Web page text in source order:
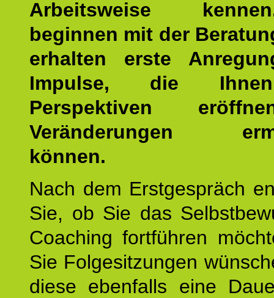
Arbeitsweise
beginnen mit der
erhalten erste
Impulse, die
Perspektiven
Veränderungen
können.
Nach dem Erstgespräch
Sie, ob Sie das
Coaching fortführen
Sie Folgesitzungen
diese ebenfalls eine